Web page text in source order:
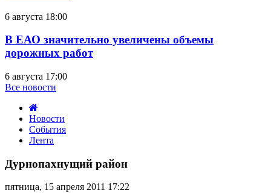
6 августа 18:00
В ЕАО значительно увеличены объемы
дорожных работ
6 августа 17:00
Все новости
Новости
События
Лента
район
Дурнопахнущий район
пятница, 15 апреля 2011 17:22